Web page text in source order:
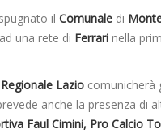
il Comunale di
una rete di Ferrari nella
Lazio comunicherà
anche la presenza di
Faul Cimini, Pro Calcio